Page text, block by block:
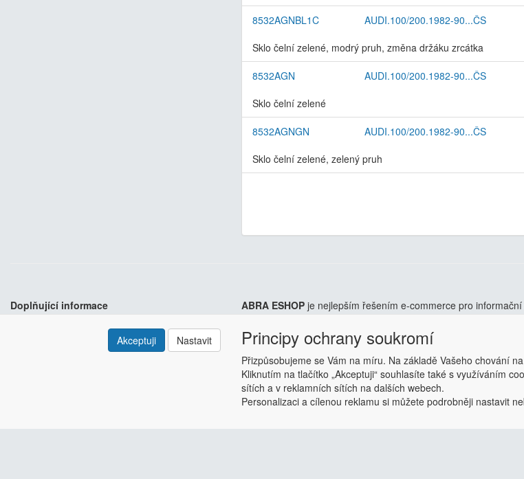
8532AGNBL1C AUDI.100/200.1982-90...ČS
Sklo čelní zelené, modrý pruh, změna držáku zrcátka
8532AGN AUDI.100/200.1982-90...ČS
Sklo čelní zelené
8532AGNGN AUDI.100/200.1982-90...ČS
Sklo čelní zelené, zelený pruh
Doplňující informace
Odstoupení od smlouvy
ABRA ESHOP je nejlepším řešením e-commerce pro
ESHOP dodáváme předpřipravený s uživatelsky příjemnou
Hlavní výhody? Přehlednost, intuitivní ovládání, administrace a
Akceptuji Nastavit Principy ochrany soukromí
Přizpůsobujeme se Vám na míru. Na základě Vašeho chování
Kliknutím na tlačítko „Akceptuji“ souhlasíte také s využíváním
sítích a v reklamních sítích na dalších webech.
Personalizaci a cílenou reklamu si můžete podrobněji nastavit